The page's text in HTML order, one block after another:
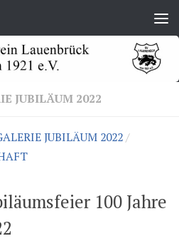
JUBILÄUM 2022
JUBILÄUM 2022/
100 Jahre